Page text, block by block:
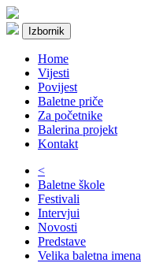
Izbornik
Home
Vijesti
Povijest
Baletne priče
Za početnike
Balerina projekt
Kontakt
<
Baletne škole
Festivali
Intervjui
Novosti
Predstave
Velika baletna imena